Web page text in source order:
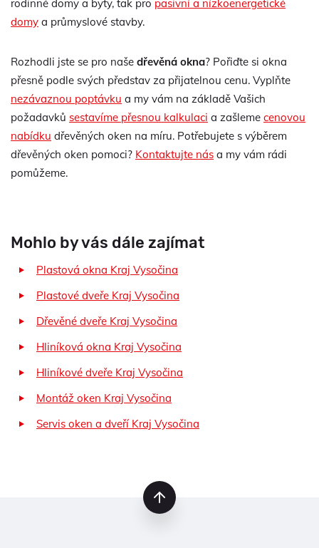
rodinné domy a byty, tak pro pasivní a nízkoenergetické
domy a průmyslové stavby.
Rozhodli jste se pro naše dřevěná okna? Pořiďte si okna
přesně podle svých představ za přijatelnou cenu. Vyplňte
nezávaznou poptávku a my vám na základě Vašich
požadavků sestavíme přesnou kalkulaci a zašleme cenovou
nabídku dřevěných oken na míru. Potřebujete s výběrem
dřevěných oken pomoci? Kontaktujte nás a my vám rádi
pomůžeme.
Mohlo by vás dále zajímat
Plastová okna Kraj Vysočina
Plastové dveře Kraj Vysočina
Dřevěné dveře Kraj Vysočina
Hliníková okna Kraj Vysočina
Hliníkové dveře Kraj Vysočina
Montáž oken Kraj Vysočina
Servis oken a dveří Kraj Vysočina